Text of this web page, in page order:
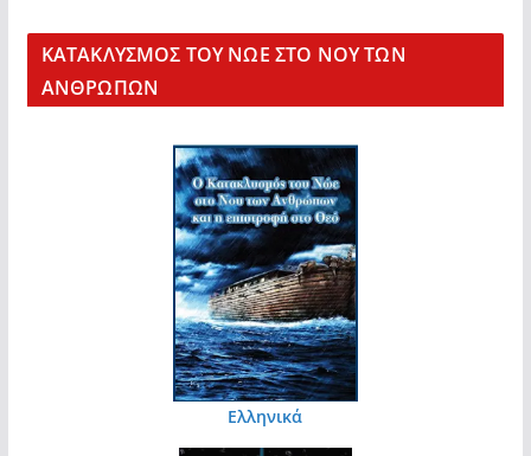
KΑΤΑΚΛΥΣΜΟΣ ΤΟΥ ΝΩΕ ΣΤΟ ΝΟΥ ΤΩΝ
ΑΝΘΡΩΠΩΝ
Ελληνικά